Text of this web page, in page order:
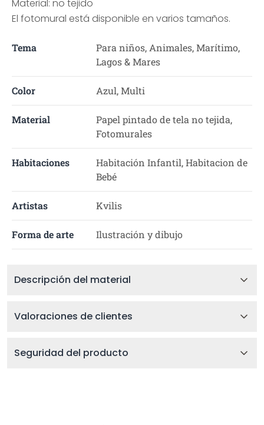
Material: no tejido
El fotomural está disponible en varios tamaños.
Tema
Para niños, Animales, Marítimo,
Lagos & Mares
Color Azul, Multi
Material
Papel pintado de tela no tejida,
Fotomurales
Habitaciones
Habitación Infantil, Habitacion de
Bebé
Artistas Kvilis
Forma de arte Ilustración y dibujo
Descripción del material
Valoraciones de clientes
Seguridad del producto